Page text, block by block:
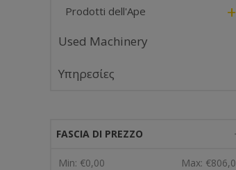
Prodotti dell'Ape
+
Used Machinery
Υπηρεσίες
FASCIA DI PREZZO
Min: €0,00 Max: